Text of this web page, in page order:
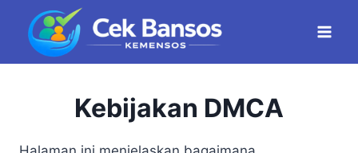
content
Kebijakan DMCA